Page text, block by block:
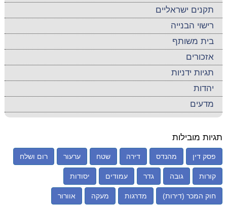
תקנים ישראליים
רישוי הבנייה
בית משותף
אזכורים
תגיות ידניות
יהדות
מדעים
תגיות מובילות
פסק דין מהנדס דירה שטח ערעור רום ושלח
קורות גובה גדר עמודים יסודות
חוק המכר (דירות) מדרגות מעקה אוורור